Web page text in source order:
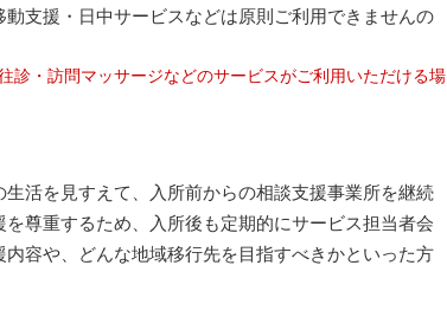
支援・日中サービスなどは原則ご利用できませんの
・訪問マッサージなどのサービスがご利用いただける場
活を見すえて、入所前からの相談支援事業所を継続
尊重するため、入所後も定期的にサービス担当者会
容や、どんな地域移行先を目指すべきかといった方